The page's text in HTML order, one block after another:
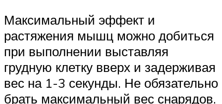
Максимальный эффект и
растяжения мышц можно добиться
при выполнении выставляя
грудную клетку вверх и задерживая
вес на 1-3 секунды. Не обязательно
брать максимальный вес снарядов.